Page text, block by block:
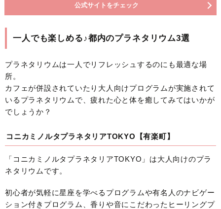
公式サイトをチェック
一人でも楽しめる♪都内のプラネタリウム3選
プラネタリウムは一人でリフレッシュするのにも最適な場
所。
カフェが併設されていたり大人向けプログラムが実施されて
いるプラネタリウムで、疲れた心と体を癒してみてはいかが
でしょうか？
コニカミノルタプラネタリアTOKYO【有楽町】
「コニカミノルタプラネタリアTOKYO」は大人向けのプラ
ネタリウムです。
初心者が気軽に星座を学べるプログラムや有名人のナビゲー
ション付きプログラム、香りや音にこだわったヒーリングプ